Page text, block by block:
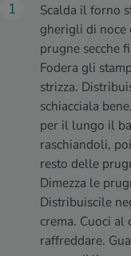
Scalda il forno
gherigli di noce
prugne secche
Fodera gli
strizza.
schiacciala
per il lungo il
raschiandoli,
resto delle
Dimezza le
Distribuiscile
crema. Cuoci
raffreddare.